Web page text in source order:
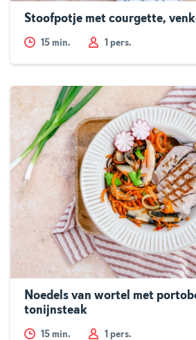
Stoofpotje met courgette,
15 min. 1 pers.
Noedels van wortel met
tonijnsteak
15 min. 1 pers.